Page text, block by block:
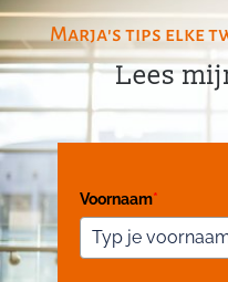
Marja's tips elke
Lees
Voornaam*